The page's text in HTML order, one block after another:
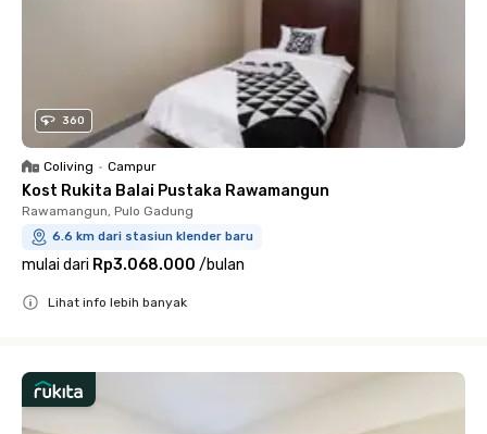
360
Coliving • Campur
Kost Rukita Balai Pustaka Rawamangun
Rawamangun, Pulo Gadung
6.6 km dari stasiun klender baru
mulai dari Rp3.068.000 /bulan
Lihat info lebih banyak